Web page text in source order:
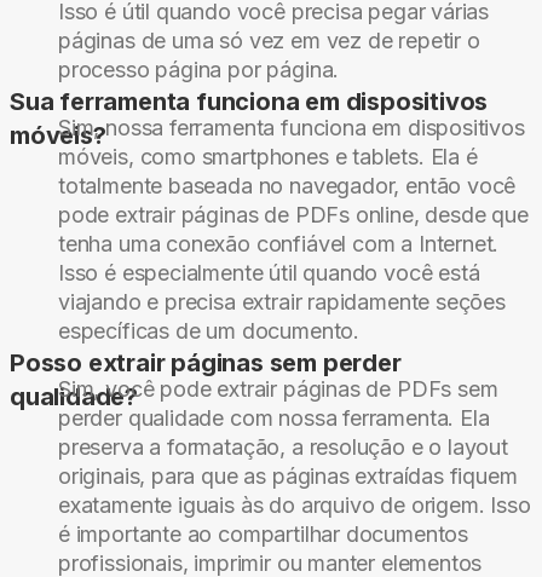
Isso é útil quando você precisa pegar várias
páginas de uma só vez em vez de repetir o
processo página por página.
Sua ferramenta funciona em dispositivos
móveis?Sim, nossa ferramenta funciona em dispositivos
móveis, como smartphones e tablets. Ela é
totalmente baseada no navegador, então você
pode extrair páginas de PDFs online, desde que
tenha uma conexão confiável com a Internet.
Isso é especialmente útil quando você está
viajando e precisa extrair rapidamente seções
específicas de um documento.
Posso extrair páginas sem perder
qualidade?
Sim, você pode extrair páginas de PDFs sem
perder qualidade com nossa ferramenta. Ela
preserva a formatação, a resolução e o layout
originais, para que as páginas extraídas fiquem
exatamente iguais às do arquivo de origem. Isso
é importante ao compartilhar documentos
profissionais, imprimir ou manter elementos